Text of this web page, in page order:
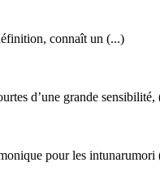
connaît un (...)
d’une grande sensibilité,
pour les intunarumori